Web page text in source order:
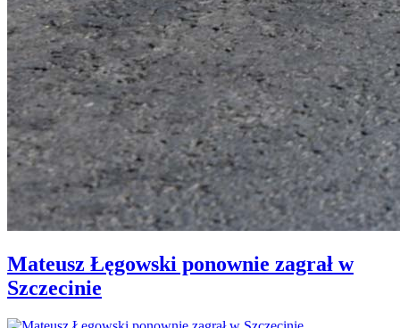
Mateusz Łęgowski ponownie zagrał w
Szczecinie